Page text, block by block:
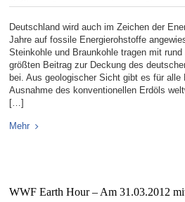
Deutschland wird auch im Zeichen der
Jahre auf fossile Energierohstoffe
Steinkohle und Braunkohle tragen mit
größten Beitrag zur Deckung des
bei. Aus geologischer Sicht gibt es für alle
Ausnahme des konventionellen Erdöls
[…]
Mehr
WWF Earth Hour – Am 31.03.2012